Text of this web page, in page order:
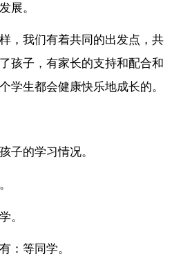
展。
，我们有着共同的出发点，共
孩子，有家长的支持和配合和
学生都会健康快乐地成长的。
子的学习情况。
。
：等同学。